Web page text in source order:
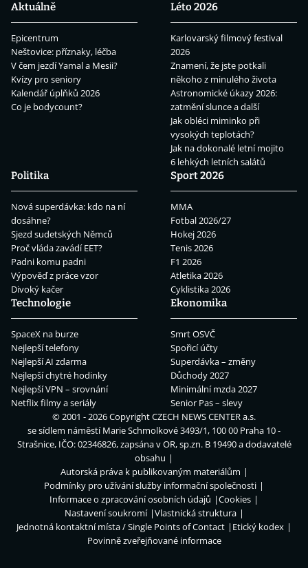
Aktuálně
Epicentrum
Neštovice: příznaky, léčba
V čem jezdí Yamal a Mesii?
Kvízy pro seniory
Kalendář úplňků 2026
Co je bodycount?
Léto 2026
Karlovarský filmový festival
2026
Znamení, že jste potkali
někoho z minulého života
Astronomické úkazy 2026:
zatmění slunce a další
Jak obléci miminko při
vysokých teplotách?
Jak na dokonalé letní mojito
6 lehkých letních salátů
Politika
Nová superdávka: kdo na ní
dosáhne?
Sjezd sudetských Němců
Proč vláda zavádí EET?
Padni komu padni
Výpověď z práce vzor
Divoký kačer
Sport 2026
MMA
Fotbal 2026/27
Hokej 2026
Tenis 2026
F1 2026
Atletika 2026
Cyklistika 2026
Technologie
SpaceX na burze
Nejlepší telefony
Nejlepší AI zdarma
Nejlepší chytré hodinky
Nejlepší VPN – srovnání
Netflix filmy a seriály
Ekonomika
Smrt OSVČ
Spořicí účty
Superdávka – změny
Důchody 2027
Minimální mzda 2027
Senior Pas – slevy
© 2001 - 2026 CopyrightCZECH NEWS CENTER a.s.
se sídlem náměstí Marie Schmolkové 3493/1, 100 00 Praha 10 -
Strašnice, IČO: 02346826, zapsána v OR, sp.zn. B 19490 a dodavatelé
obsahu
Autorská práva k publikovaným materiálům
Podmínky pro užívání služby informační společnosti
Informace o zpracování osobních údajů
Cookies
Nastavení soukromí
Vlastnická struktura
Jednotná kontaktní místa / Single Points of Contact
Etický kodex
Povinně zveřejňované informace